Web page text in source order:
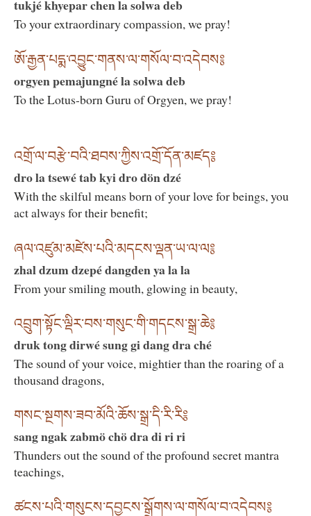
tukjé khyepar chen la solwa deb
To your extraordinary compassion, we pray!
ཨོ་རྒྱན་པདྨ་འབྱུང་གནས་ལ་གསོལ་བ་འདེབས༔
orgyen pemajungné la solwa deb
To the Lotus-born Guru of Orgyen, we pray!
འགྲོ་ལ་བརྩེ་བའི་ཐབས་ཀྱིས་འགྲོ་དོན་མཛད༔
dro la tsewé tab kyi dro dön dzé
With the skilful means born of your love for beings, you
act always for their benefit;
ཞལ་འཛུམ་མཛེས་པའི་མདངས་ལྡན་ཡ་ལ་ལ༔
zhal dzum dzepé dangden ya la la
From your smiling mouth, glowing in beauty,
འབྲུག་སྟོང་ལྡིར་བས་གསུང་གི་གདངས་སྒྲ་ཆེ༔
druk tong dirwé sung gi dang dra ché
The sound of your voice, mightier than the roaring of a
thousand dragons,
གསང་སྔགས་ཟབ་མོའི་ཆོས་སྒྲ་དི་རི་རི༔
sang ngak zabmö chö dra di ri ri
Thunders out the sound of the profound secret mantra
teachings,
ཚངས་པའི་གསུངས་དབྱངས་སྒྲོགས་ལ་གསོལ་བ་འདེབས༔